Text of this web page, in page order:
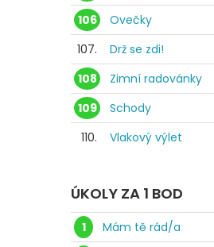
106
Ovečky
107.
Drž se zdi!
108
Zimní radovánky
109
Schody
110.
Vlakový výlet
ÚKOLY ZA 1 BOD
1
Mám tě rád/a